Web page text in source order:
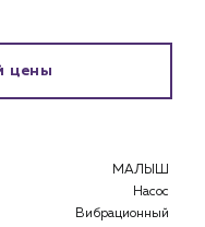
цены
МАЛЫШ
Насос
Вибрационный